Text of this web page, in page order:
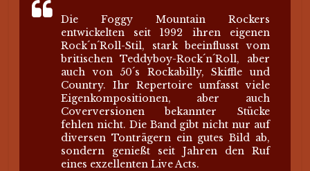
Die Foggy Mountain Rockers
entwickelten seit 1992 ihren eigenen
Rock´n´Roll-Stil, stark beeinflusst vom
britischen Teddyboy-Rock´n´Roll, aber
auch von 50´s Rockabilly, Skiffle und
Country. Ihr Repertoire umfasst viele
Eigenkompositionen, aber auch
Coverversionen bekannter Stücke
fehlen nicht. Die Band gibt nicht nur auf
diversen Tonträgern ein gutes Bild ab,
sondern genießt seit Jahren den Ruf
eines exzellenten Live Acts.